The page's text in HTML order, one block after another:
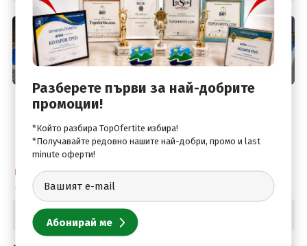
Девин, България
Къща за гости Девина! 5
нощувки със закуска,
обяд, вечеря, басейн и
релакс център
Собствен транспорт
6 дни / 5 нощувки
Цена от: 134.00 €
262.08 лв.
Девин, България
Стиляна, Девин
Собствен транспорт
Разберете първи за най-добрите
промоции!
*Който разбира TopOfertite избира!
*Получавайте редовно нашите най-добри, промо и last
minute оферти!